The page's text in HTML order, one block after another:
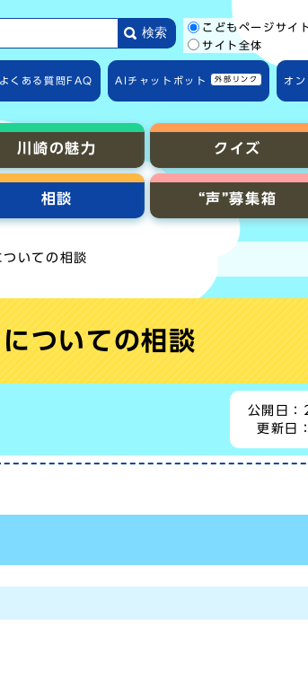
検索
囲
こどもページサイ
サイト全体
よくある質問 FAQ AIチャットボット 外部リンク オ
川崎の魅力 クイズ
相談 “声”募集箱
いての相談
ついての相談
公開日：
更新日：